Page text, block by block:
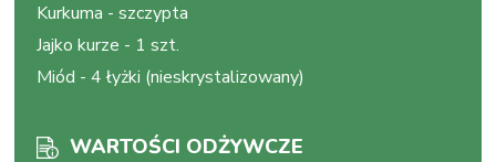
Kurkuma -szczypta
Jajko kurze - 1 szt.
Miód -4 łyżki (nieskrystalizowany)
WARTOŚCI ODŻYWCZE